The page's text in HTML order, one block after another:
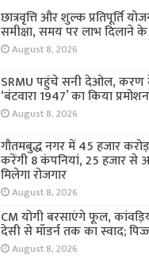
छात्रवृत्ति और शुल्क प्रतिपूर्ति
समीक्षा, समय पर लाभ दिलाने के
August 8, 2026
SRMU पहुंचे सनी देओल, करण
‘बंटवारा 1947’ का किया प्रमोशन
August 8, 2026
गौतमबुद्ध नगर में 45 हजार
करेंगी 8 कंपनियां, 25 हजार से
मिलेगा रोजगार
August 8, 2026
CM योगी बरसाएंगे फूल,
देसी से मॉडर्न तक का स्वाद;
August 8, 2026